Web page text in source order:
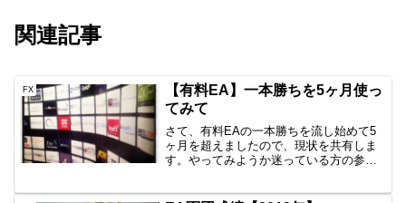
関連記事
FX
【有料EA】一本勝ちを5ヶ月使っ
てみて
さて、有料EAの一本勝ちを流し始めて5
ヶ月を超えましたので、現状を共有しま
す。やってみようか迷っている方の参考